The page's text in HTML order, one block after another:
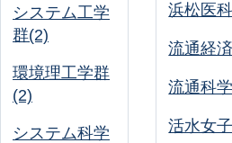
システム工学
群(2)
環境理工学群
(2)
システム科学
浜松医
流通経
流通科
活水女